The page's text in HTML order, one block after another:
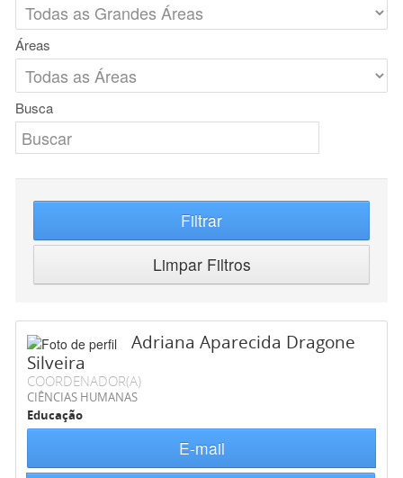
Áreas
Busca
Filtrar
Limpar Filtros
Adriana Aparecida Dragone
Silveira
COORDENADOR(A)
CIÊNCIAS HUMANAS
Educação
E-mail